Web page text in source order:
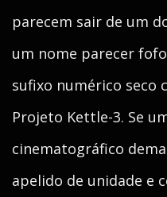
parecem sair de um
um nome parecer
sufixo numérico seco
Projeto Kettle-3. Se
cinematográfico
apelido de unidade e